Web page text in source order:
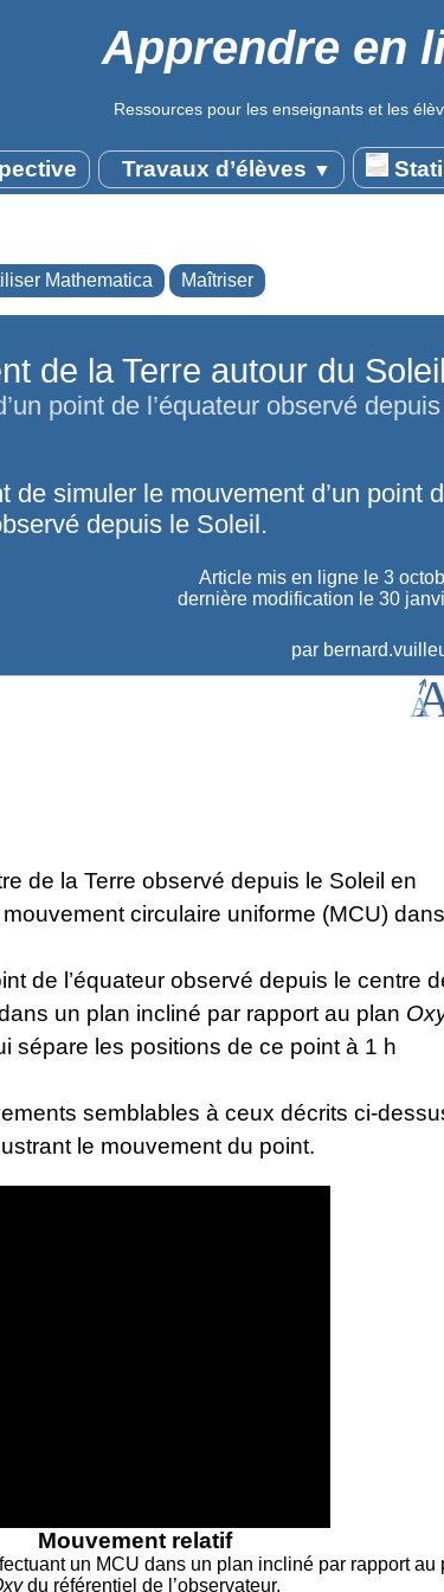
Apprendre en
Ressources pour les enseignants et les
Travaux d’élèves ▼
Mathematica Maîtriser
de la Terre autour du Soleil
point de l’équateur observé
de simuler le mouvement d’un point
depuis le Soleil.
Article mis en ligne le 3
dernière modification le 30
par
de la Terre observé depuis le Soleil en
circulaire uniforme (MCU)
de l’équateur observé depuis le centre
un plan incliné par rapport au plan
sépare les positions de ce point à 1 h
semblables à ceux décrits ci-
le mouvement du point.
Mouvement relatif
un MCU dans un plan incliné par rapport au
du référentiel de l’observateur.